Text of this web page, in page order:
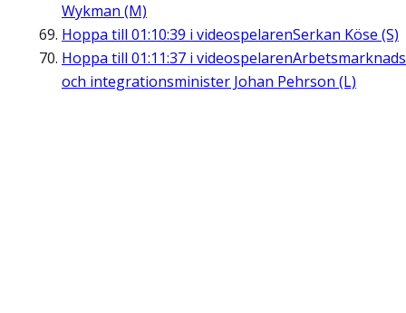
Wykman (M)
Hoppa till 01:10:39 i videospelarenSerkan Köse (S)
Hoppa till 01:11:37 i videospelaren
och integrationsminister Johan Pehrson (L)